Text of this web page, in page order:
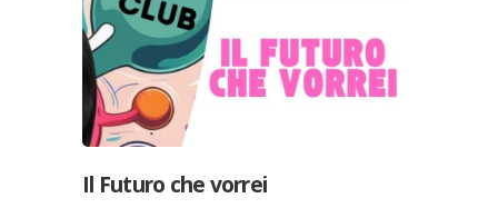
Il Futuro che vorrei